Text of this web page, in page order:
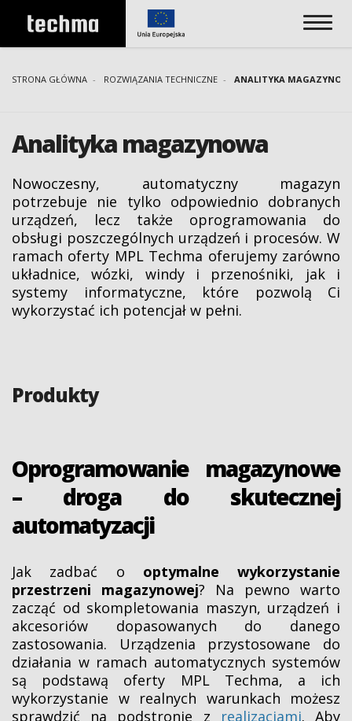
STRONA GŁÓWNA ROZWIĄZANIA TECHNICZNE ANALITYKA
Analityka magazynowa
Nowoczesny, automatyczny magazyn
potrzebuje nie tylko odpowiednio dobranych
urządzeń, lecz także oprogramowania do
obsługi poszczególnych urządzeń i procesów. W
ramach oferty MPL Techma oferujemy zarówno
układnice, wózki, windy i przenośniki, jak i
systemy informatyczne, które pozwolą Ci
wykorzystać ich potencjał w pełni.
Produkty
Oprogramowanie magazynowe
– droga do skutecznej
automatyzacji
Jak zadbać o optymalne wykorzystanie
przestrzeni magazynowej? Na pewno warto
zacząć od skompletowania maszyn, urządzeń i
akcesoriów dopasowanych do danego
zastosowania. Urządzenia przystosowane do
działania w ramach automatycznych systemów
są podstawą oferty MPL Techma, a ich
wykorzystanie w realnych warunkach możesz
sprawdzić na podstronie z realizacjami. Aby